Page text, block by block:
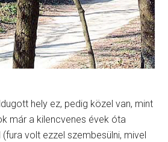
hely ez, pedig közel van, mint
már a kilencvenes évek óta
volt ezzel szembesülni, mivel